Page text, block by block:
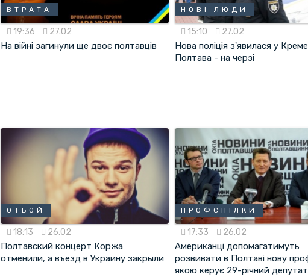
ВТРАТА
19:36 27.02
На війні загинули ще двоє полтавців
НОВІ ЛЮДИ
15:10 27.02
Нова поліція з'явилася у
Полтава - на черзі
ОТБОЙ
18:13 26.02
Полтавский концерт Коржа
отменили, а въезд в Украину закрыли
ПРОФСПІЛКИ
17:33 26.02
Американці допомагатимуть
розвивати в Полтаві нову
якою керує 29-річний депутат